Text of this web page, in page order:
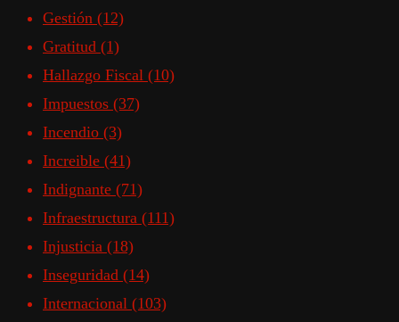
Gestión (12)
Gratitud (1)
Hallazgo Fiscal (10)
Impuestos (37)
Incendio (3)
Increible (41)
Indignante (71)
Infraestructura (111)
Injusticia (18)
Inseguridad (14)
Internacional (103)